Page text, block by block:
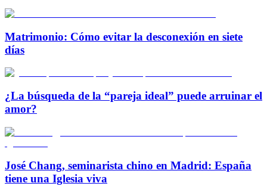
Matrimonio: Cómo evitar la desconexión en siete
días
¿La búsqueda de la “pareja ideal” puede arruinar el
amor?
José Chang, seminarista chino en Madrid: España
tiene una Iglesia viva